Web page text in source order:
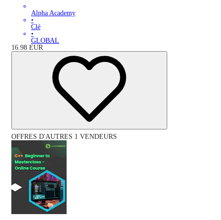
Alpha Academy
•
Clé
•
GLOBAL
16.98 EUR
OFFRES D'AUTRES 1 VENDEURS